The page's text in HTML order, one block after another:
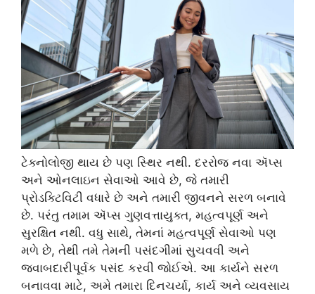
ટેક્નોલોજી થાય છે પણ સ્થિર નથી. દરરોજ નવા ઍપ્સ
અને ઓનલાઇન સેવાઓ આવે છે, જે તમારી
પ્રોડક્ટિવિટી વધારે છે અને તમારી જીવનને સરળ બનાવે
છે. પરંતુ તમામ ઍપ્સ ગુણવત્તાયુક્ત, મહત્વપૂર્ણ અને
સુરક્ષિત નથી. વધુ સાથે, તેમનાં મહત્વપૂર્ણ સેવાઓ પણ
મળે છે, તેથી તમે તેમની પસંદગીમાં સુચવવી અને
જવાબદારીપૂર્વક પસંદ કરવી જોઈએ. આ કાર્યને સરળ
બનાવવા માટે, અમે તમારા દિનચર્યા, કાર્ય અને વ્યવસાય